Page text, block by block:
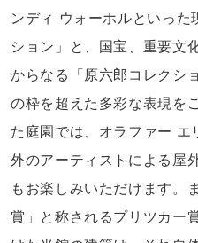
ンディ ウォーホルといっ
ション」と、国宝、重要文
からなる「原六郎コレクシ
の枠を超えた多彩な表現を
た庭園では、オラファー
外のアーティストによる屋
もお楽しみいただけます。
賞」と称されるプリツカー